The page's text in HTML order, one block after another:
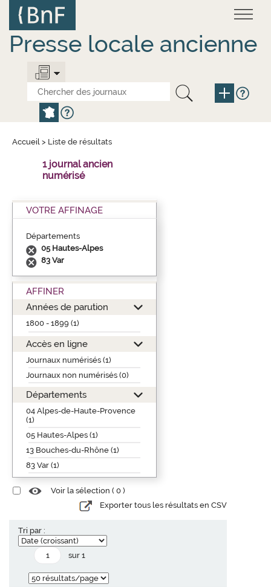
contenu
principal
Presse locale ancienne
Accueil > Liste de résultats
1 journal ancien
numérisé
VOTRE AFFINAGE
Départements
05 Hautes-Alpes
83 Var
AFFINER
Années de parution
1800 - 1899 (1)
Accès en ligne
Journaux numérisés (1)
Journaux non numérisés (0)
Départements
04 Alpes-de-Haute-Provence
(1)
05 Hautes-Alpes (1)
13 Bouches-du-Rhône (1)
83 Var (1)
Voir la sélection ( 0 )
Exporter tous les résultats en CSV
Tri par :
sur 1
Panneau de gestion des cookies